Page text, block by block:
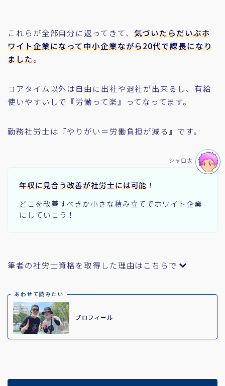
これらが全部自分に返ってきて、 気づいたらだいぶホ
ワイト企業になって中小企業ながら20代で課長になり
ました。
コアタイム以外は自由に出社や退社が出来るし、有給
使いやすいしで『労働って楽』ってなってます。
勤務社労士は『やりがい＝労働負担が減る』です。
年収に見合う改善が社労士には可能 ！
どこを改善すべきか小さな積み立てでホワイト企業
にしていこう！
シャロ太
筆者の社労士資格を取得した理由はこちらで
あわせて読みたい
プロフィール